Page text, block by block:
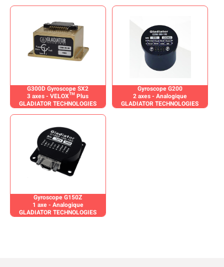
G300D Gyroscope SX2
3 axes - VELOX™ Plus
GLADIATOR TECHNOLOGIES
Gyroscope G200
2 axes - Analogique
GLADIATOR TECHNOLOGIES
Gyroscope G150Z
1 axe - Analogique
GLADIATOR TECHNOLOGIES